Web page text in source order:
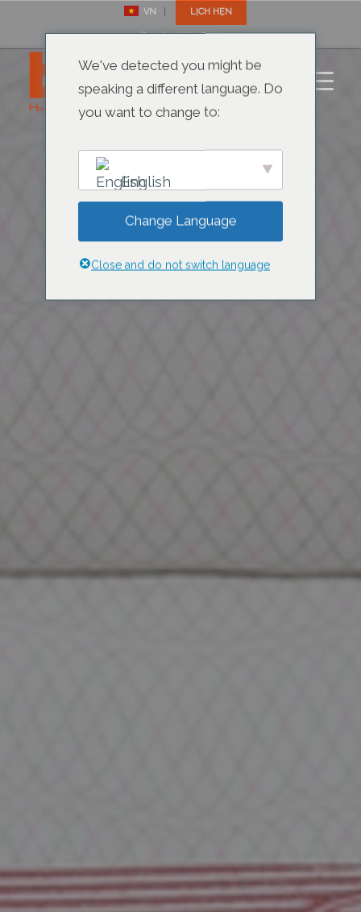
VN LỊCH HẸN
✆: +1 (305) 792-8677
We've detected you might be
speaking a different language. Do
you want to change to:
English
Change Language
Close and do not switch language